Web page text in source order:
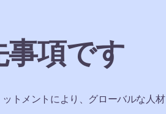
項です
トメントにより、グローバルな人材